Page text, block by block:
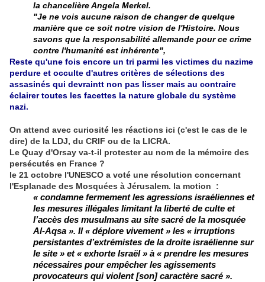
la chancelière Angela Merkel.
"Je ne vois aucune raison de changer de quelque
manière que ce soit notre vision de l'Histoire. Nous
savons que la responsabilité allemande pour ce crime
contre l'humanité est inhérente",
Reste qu'une fois encore un tri parmi les victimes du nazime
perdure et occulte d'autres critères de sélections des
assasinés qui devraintt non pas lisser mais au contraire
éclairer toutes les facettes la nature globale du système
nazi.
On attend avec curiosité les réactions ici (c'est le cas de le
dire) de la LDJ, du CRIF ou de la LICRA.
Le Quay d'Orsay va-t-il protester au nom de la mémoire des
persécutés en France ?
le 21 octobre l'UNESCO a voté une résolution concernant
l'Esplanade des Mosquées à Jérusalem. la motion :
« condamne fermement les agressions israéliennes et
les mesures illégales limitant la liberté de culte et
l’accès des musulmans au site sacré de la mosquée
Al-Aqsa ». Il « déplore vivement » les « irruptions
persistantes d’extrémistes de la droite israélienne sur
le site » et « exhorte Israël » à « prendre les mesures
nécessaires pour empêcher les agissements
provocateurs qui violent [son] caractère sacré ».